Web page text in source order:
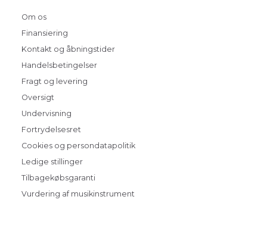
Om os
Finansiering
Kontakt og åbningstider
Handelsbetingelser
Fragt og levering
Oversigt
Undervisning
Fortrydelsesret
Cookies og persondatapolitik
Ledige stillinger
Tilbagekøbsgaranti
Vurdering af musikinstrument